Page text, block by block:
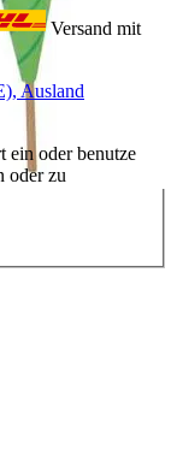
Versand mit
Ausland
ein oder benutze
oder zu